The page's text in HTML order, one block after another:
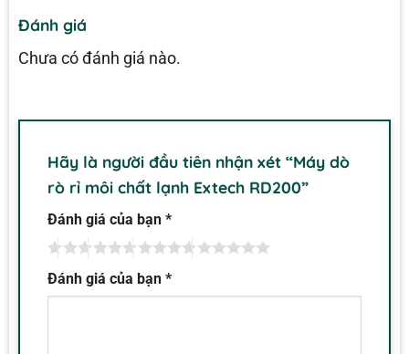
Đánh giá
Chưa có đánh giá nào.
Hãy là người đầu tiên nhận xét “Máy dò
rò rỉ môi chất lạnh Extech RD200”
Đánh giá của bạn *
Đánh giá của bạn *